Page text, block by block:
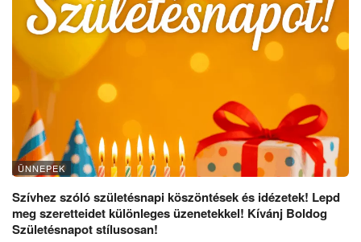
ÜNNEPEK
Szívhez szóló születésnapi köszöntések és idézetek! Lepd
meg szeretteidet különleges üzenetekkel! Kívánj Boldog
Születésnapot stílusosan!